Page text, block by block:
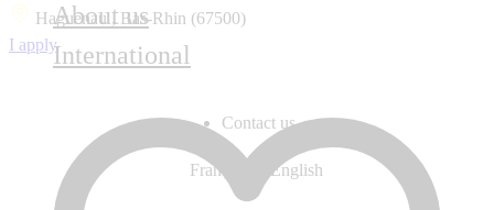
About us
International
Contact us
Français English
Haguenau , Bas-Rhin (67500)
I apply